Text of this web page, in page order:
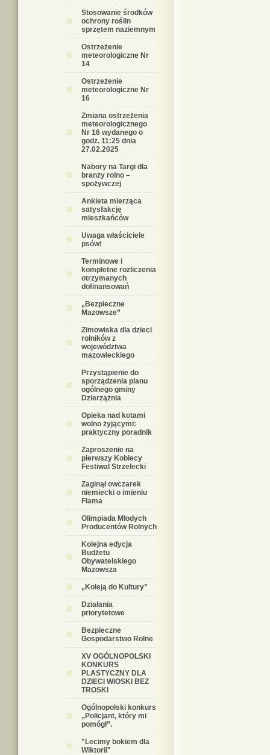
Stosowanie środków
ochrony roślin
sprzętem naziemnym
Ostrzeżenie
meteorologiczne Nr
14
Ostrzeżenie
meteorologiczne Nr
16
Zmiana ostrzeżenia
meteorologicznego
Nr 16 wydanego o
godz. 11:25 dnia
27.02.2025
Nabory na Targi dla
branży rolno –
spożywczej
Ankieta mierząca
satysfakcję
mieszkańców
Uwaga właściciele
psów!
Terminowe i
kompletne rozliczenia
otrzymanych
dofinansowań
„Bezpieczne
Mazowsze”
Zimowiska dla dzieci
rolników z
województwa
mazowieckiego
Przystąpienie do
sporządzenia planu
ogólnego gminy
Dzierzążnia
Opieka nad kotami
wolno żyjącymi:
praktyczny poradnik
Zaproszenie na
pierwszy Kobiecy
Festiwal Strzelecki
Zaginął owczarek
niemiecki o imieniu
Flama
Olimpiada Młodych
Producentów Rolnych
Kolejna edycja
Budżetu
Obywatelskiego
Mazowsza
„Koleją do Kultury”
Działania
priorytetowe
Bezpieczne
Gospodarstwo Rolne
XV OGÓLNOPOLSKI
KONKURS
PLASTYCZNY DLA
DZIECI WIOSKI BEZ
TROSKI
Ogólnopolski konkurs
„Policjant, który mi
pomógł”.
"Lecimy bokiem dla
Wiktorii"